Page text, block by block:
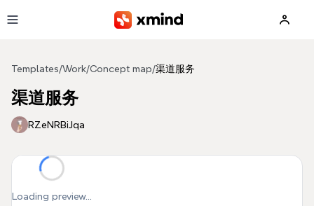
Templates/Work/Concept map/渠道服务
渠道服务
RZeNRBiJqa
Loading preview...